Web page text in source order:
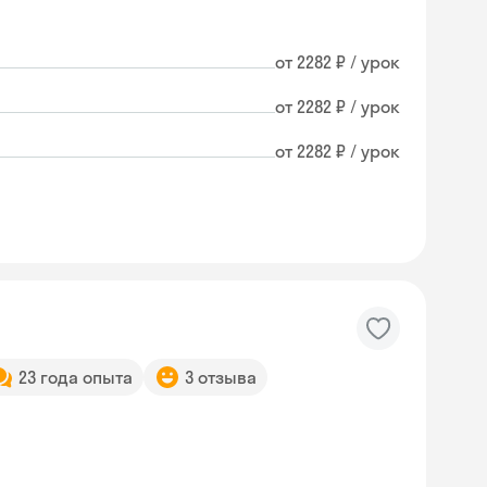
от 2282 ₽ / урок
от 2282 ₽ / урок
от 2282 ₽ / урок
23 года опыта 3 отзыва